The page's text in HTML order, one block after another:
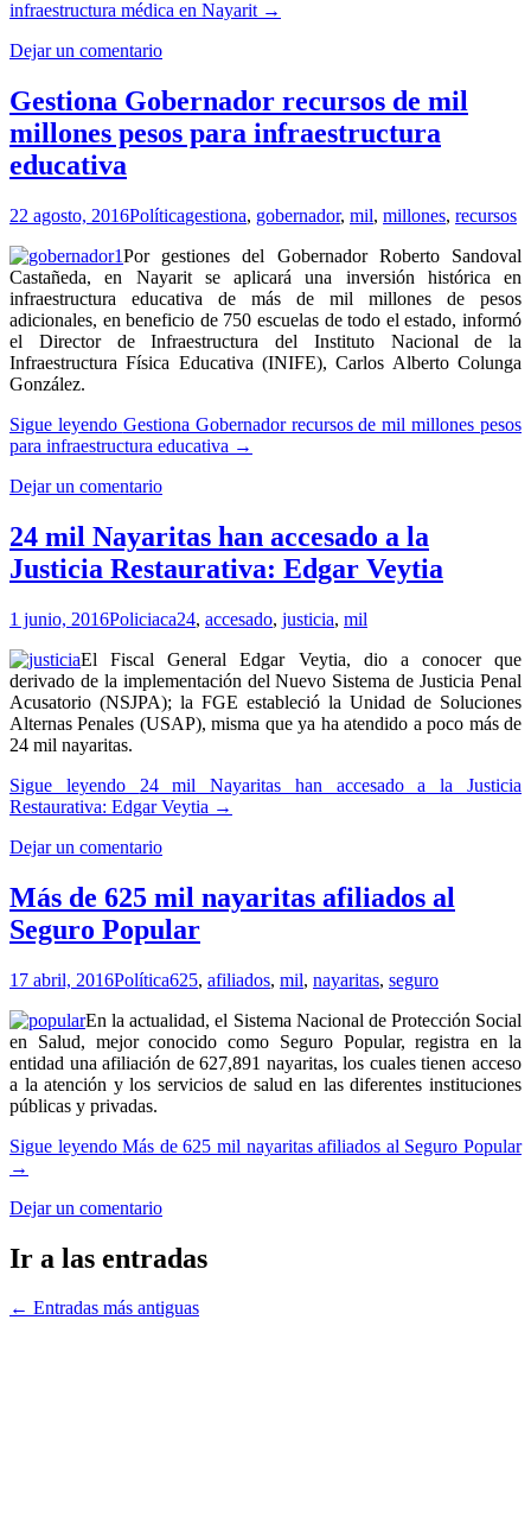
infraestructura médica en Nayarit →
Dejar un comentario
Gestiona Gobernador recursos de mil
millones pesos para infraestructura
educativa
22 agosto, 2016Políticagestiona, gobernador, mil, millones, recursos
Por gestiones del Gobernador Roberto Sandoval
Castañeda, en Nayarit se aplicará una inversión histórica en
infraestructura educativa de más de mil millones de pesos
adicionales, en beneficio de 750 escuelas de todo el estado, informó
el Director de Infraestructura del Instituto Nacional de la
Infraestructura Física Educativa (INIFE), Carlos Alberto Colunga
González.
Sigue leyendo Gestiona Gobernador recursos de mil millones pesos
para infraestructura educativa →
Dejar un comentario
24 mil Nayaritas han accesado a la
Justicia Restaurativa: Edgar Veytia
1 junio, 2016Policiaca24, accesado, justicia, mil
El Fiscal General Edgar Veytia, dio a conocer que
derivado de la implementación del Nuevo Sistema de Justicia Penal
Acusatorio (NSJPA); la FGE estableció la Unidad de Soluciones
Alternas Penales (USAP), misma que ya ha atendido a poco más de
24 mil nayaritas.
Sigue leyendo 24 mil Nayaritas han accesado a la Justicia
Restaurativa: Edgar Veytia →
Dejar un comentario
Más de 625 mil nayaritas afiliados al
Seguro Popular
17 abril, 2016Política625, afiliados, mil, nayaritas, seguro
En la actualidad, el Sistema Nacional de Protección Social
en Salud, mejor conocido como Seguro Popular, registra en la
entidad una afiliación de 627,891 nayaritas, los cuales tienen acceso
a la atención y los servicios de salud en las diferentes instituciones
públicas y privadas.
Sigue leyendoMás de 625 mil nayaritas afiliados al Seguro Popular
→
Dejar un comentario
Ir a las entradas
← Entradas más antiguas